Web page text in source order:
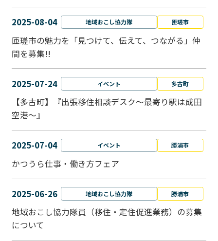
2025-08-04 地域おこし協力隊 匝瑳市
匝瑳市の魅力を「見つけて、伝えて、つながる」仲
間を募集!!
2025-07-24 イベント 多古町
【多古町】『出張移住相談デスク～最寄り駅は成田
空港～』
2025-07-04 イベント 勝浦市
かつうら仕事・働き方フェア
2025-06-26 地域おこし協力隊 勝浦市
地域おこし協力隊員（移住・定住促進業務）の募集
について